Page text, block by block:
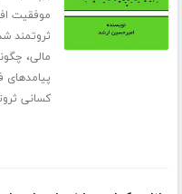
موفقیت
ثروتمند
مالی،
پیامدهای
کسانی